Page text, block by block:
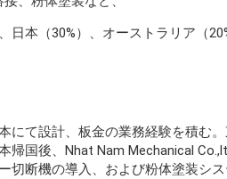
日本（30%）、オーストラリア（
にて設計、板金の業務経験を積む
帰国後、Nhat Nam Mechanical
切断機の導入、および粉体塗装シス